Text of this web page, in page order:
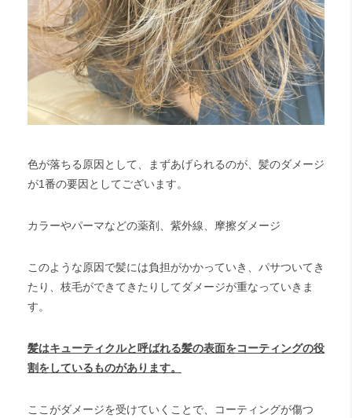
色が落ちる原因として、まずあげられるのが、髪のダメージ
が1番の要因としてございます。
カラーやパーマなどの薬剤、紫外線、摩擦ダメージ
このような原因で髪には負担がかかっていき、パサついてき
たり、枝毛ができてきたりしてダメージが重なっていきま
す。
髪はキューティクルと呼ばれる髪の表面をコーティングの役
割をしているものがあります。
ここがダメージを受けていくことで、コーティングが傷つ